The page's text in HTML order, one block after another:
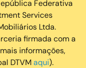
Federativa
Services
Ltda.
firmada com a
informações,
DTVMaqui).